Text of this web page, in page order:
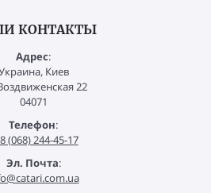
КОНТАКТЫ
Адрес:
Киев
22
04071
Телефон:
(068) 244-45-17
Эл. Почта: